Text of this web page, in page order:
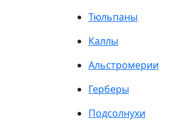
Тюльпаны
Каллы
Альстромерии
Герберы
Подсолнухи